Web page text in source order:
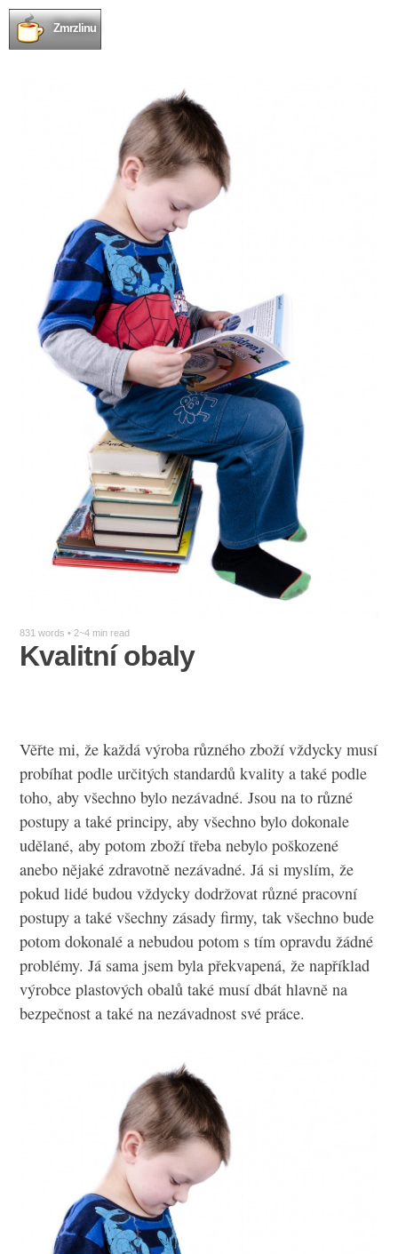
Zmrzlinu
831 words • 2~4 min read
Kvalitní obaly
Věřte mi, že každá výroba různého zboží vždycky musí
probíhat podle určitých standardů kvality a také podle
toho, aby všechno bylo nezávadné. Jsou na to různé
postupy a také principy, aby všechno bylo dokonale
udělané, aby potom zboží třeba nebylo poškozené
anebo nějaké zdravotně nezávadné. Já si myslím, že
pokud lidé budou vždycky dodržovat různé pracovní
postupy a také všechny zásady firmy, tak všechno bude
potom dokonalé a nebudou potom s tím opravdu žádné
problémy. Já sama jsem byla překvapená, že například
výrobce plastových obalů také musí dbát hlavně na
bezpečnost a také na nezávadnost své práce.